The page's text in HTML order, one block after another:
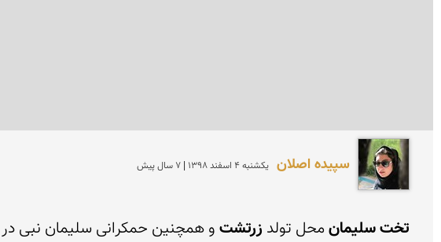
سپیده اصلان يكشنبه 4 اسفند 1398 | 7 سال پیش
تخت سلیمان محل تولد زرتشت